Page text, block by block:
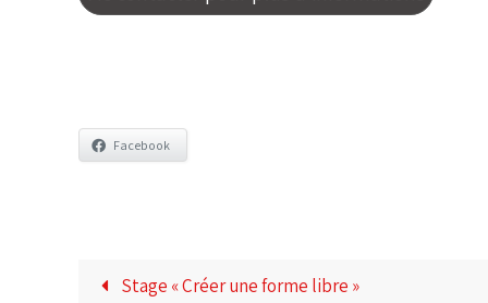
Facebook
Stage « Créer une forme libre »